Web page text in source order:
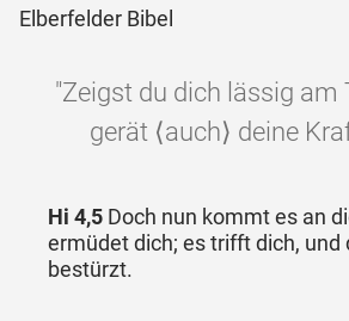
Elberfelder Bibel
"Zeigst du dich lässig am
gerät ⟨auch⟩ deine
Hi 4,5 Doch nun kommt es an
ermüdet dich; es trifft dich, und
bestürzt.